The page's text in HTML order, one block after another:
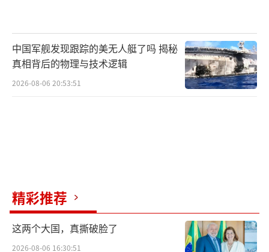
中国军舰发现跟踪的美无人艇了吗 揭秘
真相背后的物理与技术逻辑
2026-08-06 20:53:51
精彩推荐
这两个大国，真撕破脸了
2026-08-06 16:30:51